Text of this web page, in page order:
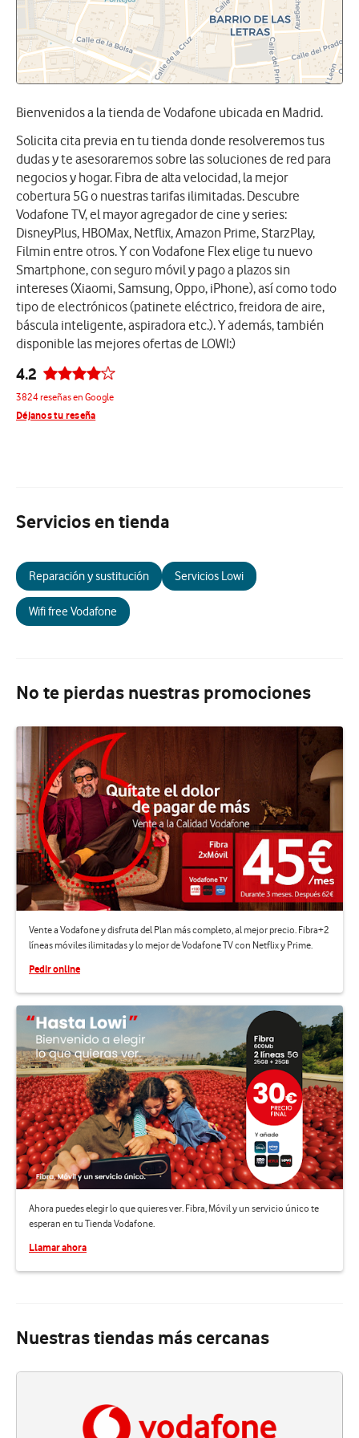
Bienvenidos a la tienda de Vodafone ubicada en Madrid.
Solicita cita previa en tu tienda donde resolveremos tus
dudas y te asesoraremos sobre las soluciones de red para
negocios y hogar. Fibra de alta velocidad, la mejor
cobertura 5G o nuestras tarifas ilimitadas. Descubre
Vodafone TV, el mayor agregador de cine y series:
DisneyPlus, HBOMax, Netflix, Amazon Prime, StarzPlay,
Filmin entre otros. Y con Vodafone Flex elige tu nuevo
Smartphone, con seguro móvil y pago a plazos sin
intereses (Xiaomi, Samsung, Oppo, iPhone), así como todo
tipo de electrónicos (patinete eléctrico, freidora de aire,
báscula inteligente, aspiradora etc.). Y además, también
disponible las mejores ofertas de LOWI:)
4.2
3824 reseñas en Google
Déjanos tu reseña
Servicios en tienda
Reparación y sustitución Servicios Lowi
Wifi free Vodafone
No te pierdas nuestras promociones
Vente a Vodafone y disfruta del Plan más completo, al mejor precio. Fibra+2
líneas móviles ilimitadas y lo mejor de Vodafone TV con Netflix y Prime.
Pedir online
Ahora puedes elegir lo que quieres ver. Fibra, Móvil y un servicio único te
esperan en tu Tienda Vodafone.
Llamar ahora
Nuestras tiendas más cercanas